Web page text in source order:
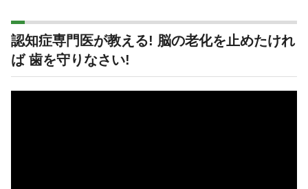
認知症専門医が教える! 脳の老化を止めたけれ
ば 歯を守りなさい!